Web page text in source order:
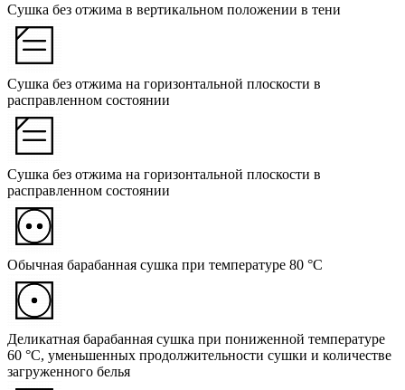
Сушка без отжима в вертикальном положении в тени
Сушка без отжима на горизонтальной плоскости в
расправленном состоянии
Сушка без отжима на горизонтальной плоскости в
расправленном состоянии
Обычная барабанная сушка при температуре 80 °C
Деликатная барабанная сушка при пониженной температуре
60 °C, уменьшенных продолжительности сушки и количестве
загруженного белья